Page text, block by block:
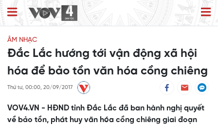
ÂM NHẠC
Đắc Lắc hướng tới vận động xã hội
hóa để bảo tồn văn hóa cồng chiêng
Thứ tư, 00:00, 20/09/2017
VOV4.VN - HĐND tỉnh Đắc Lắc đã ban hành nghị quyết
về bảo tồn, phát huy văn hóa cồng chiêng giai đoạn